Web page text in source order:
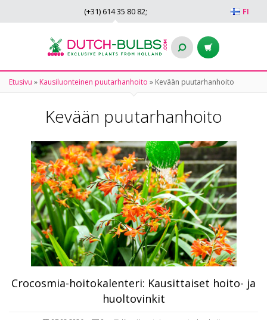
FI
(+31) 614 35 80 82;
Etusivu » Kausiluonteinen puutarhanhoito » Kevään puutarhanhoito
Kevään puutarhanhoito
Crocosmia-hoitokalenteri: Kausittaiset hoito- ja
huoltovinkit